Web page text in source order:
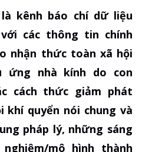
kênh báo chí dữ liệu
các thông tin chính
nhận thức toàn xã hội
ứng nhà kính do con
cách thức giảm phát
khí quyển nói chung và
pháp lý, những sáng
mô hình thành